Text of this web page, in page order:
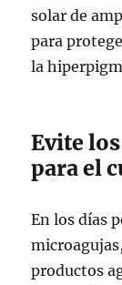
solar de
para
la
Evite
para el
En los días
productos